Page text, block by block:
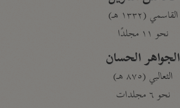
القاسمي (١٣٣٢ هـ)
نحو ١١ مجلدًا
الجواهر الحسان
الثعالبي (٨٧٥ هـ)
نحو ٦ مجلدات